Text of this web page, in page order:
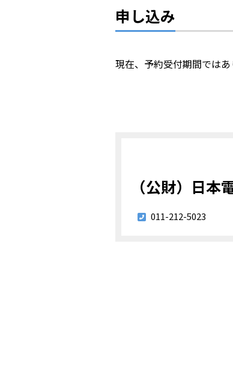
申し込み
現在、予約受付期間ではあ
（公財）日
011-212-5023